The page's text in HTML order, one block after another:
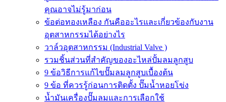
คุณอาจไม่รู้มาก่อน
ข้อต่อทองเหลือง กันคืออะไรและเกี่ยวข้องกับงาน
อุตสาหกรรมได้อย่างไร
วาล์วอุตสาหกรรม (Industrial Valve )
รวมชิ้นส่วนที่สำคัญของอะไหล่ปั้มลมลูกสูบ
9 ข้อวิธีการแก้ไขปั๊มลมลูกสูบเบื้องต้น
9 ข้อ ที่ควรรู้ก่อนการติดตั้ง ปั๊มน้ำหอยโข่ง
น้ำมันเครื่องปั๊มลมและการเลือกใช้